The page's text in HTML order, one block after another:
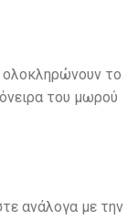
ολοκληρώνουν το
του μωρού
ανάλογα με την